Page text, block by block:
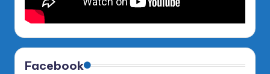
Facebook